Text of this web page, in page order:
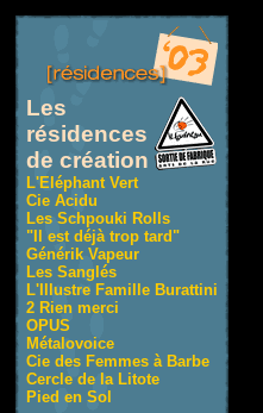
Les
résidences
de création
L'Eléphant Vert
Cie Acidu
Les Schpouki Rolls
"Il est déjà trop tard"
Générik Vapeur
Les Sanglés
L'Illustre Famille Burattini
2 Rien merci
OPUS
Métalovoice
Cie des Femmes à Barbe
Cercle de la Litote
Pied en Sol